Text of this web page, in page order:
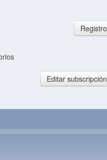
Registro
Editar subscripción